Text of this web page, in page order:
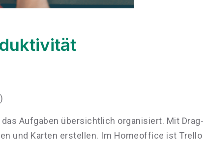
Aufgaben übersichtlich organisiert. Mit Drag-
und Karten erstellen. Im Homeoffice ist Trello